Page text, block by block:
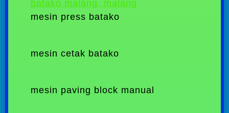
mesin press batako
mesin cetak batako
mesin paving block manual